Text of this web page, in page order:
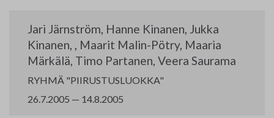
Näyttelytoiminta
Tarvikevälitys
Yhteystiedot
Jari Järnström, Hanne Kinanen, Jukka
Kinanen, , Maarit Malin-Pötry, Maaria
Märkälä, Timo Partanen, Veera Saurama
RYHMÄ "PIIRUSTUSLUOKKA"
26.7.2005 — 14.8.2005